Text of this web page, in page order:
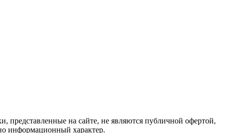
представленные на сайте, не являются публичной офертой,
информационный характер.